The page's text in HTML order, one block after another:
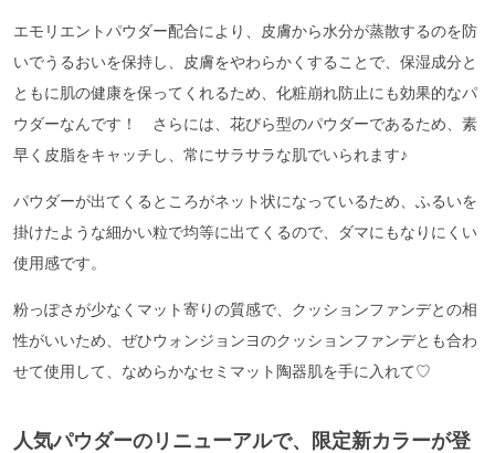
エモリエントパウダー配合により、皮膚から水分が蒸散するのを防
いでうるおいを保持し、皮膚をやわらかくすることで、保湿成分と
ともに肌の健康を保ってくれるため、化粧崩れ防止にも効果的なパ
ウダーなんです！ さらには、花びら型のパウダーであるため、素
早く皮脂をキャッチし、常にサラサラな肌でいられます♪
パウダーが出てくるところがネット状になっているため、ふるいを
掛けたような細かい粒で均等に出てくるので、ダマにもなりにくい
使用感です。
粉っぽさが少なくマット寄りの質感で、クッションファンデとの相
性がいいため、ぜひウォンジョンヨのクッションファンデとも合わ
せて使用して、なめらかなセミマット陶器肌を手に入れて♡
人気パウダーのリニューアルで、限定新カラーが登